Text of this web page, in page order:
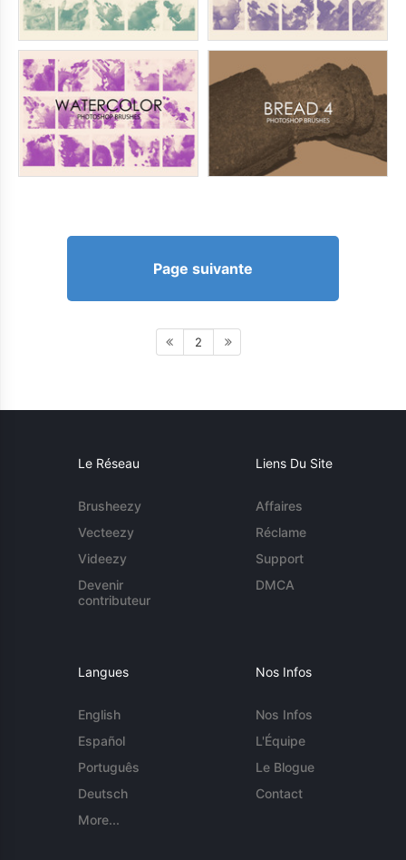
Page suivante
2
Le Réseau
Brusheezy
Vecteezy
Videezy
Devenir
contributeur
Liens Du Site
Affaires
Réclame
Support
DMCA
Langues
English
Español
Português
Deutsch
More...
Nos Infos
Nos Infos
L'Équipe
Le Blogue
Contact